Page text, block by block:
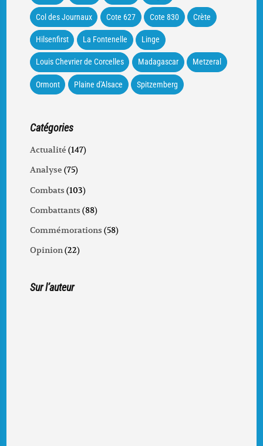
Col des Journaux Cote 627 Cote 830 Crète
Hilsenfirst La Fontenelle Linge
Louis Chevrier de Corcelles Madagascar Metzeral
Ormont Plaine d'Alsace Spitzemberg
Catégories
Actualité (147)
Analyse (75)
Combats (103)
Combattants (88)
Commémorations (58)
Opinion(22)
Sur l’auteur